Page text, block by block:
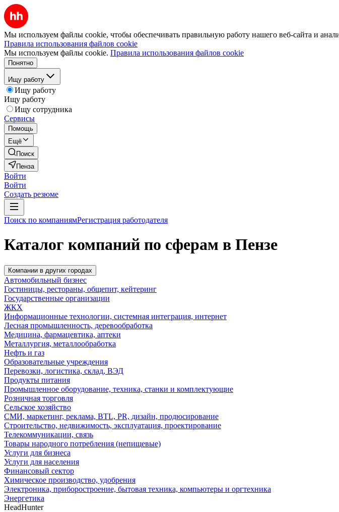
Мы используем файлы cookie, чтобы обеспечивать правильную работу нашего веб-сайта и
Правила использования файлов cookie
Мы используем файлы cookie. Правила использования файлов cookie
Понятно
Ищу работу
Ищу работу
Ищу работу
Ищу сотрудника
Сервисы
Помощь
Ещё
Поиск
Пенза
Войти
Войти
Создать резюме
Поиск по компаниямРегистрация работодателя
Каталог компаний по сферам в Пензе
Компании в других городах
Автомобильный бизнес
Гостиницы, рестораны, общепит, кейтеринг
Государственные организации
ЖКХ
Информационные технологии, системная интеграция, интернет
Лесная промышленность, деревообработка
Медицина, фармацевтика, аптеки
Металлургия, металлообработка
Нефть и газ
Образовательные учреждения
Перевозки, логистика, склад, ВЭД
Продукты питания
Промышленное оборудование, техника, станки и комплектующие
Розничная торговля
Сельское хозяйство
СМИ, маркетинг, реклама, BTL, PR, дизайн, продюсирование
Строительство, недвижимость, эксплуатация, проектирование
Телекоммуникации, связь
Товары народного потребления (непищевые)
Услуги для бизнеса
Услуги для населения
Финансовый сектор
Химическое производство, удобрения
Электроника, приборостроение, бытовая техника, компьютеры и оргтехника
Энергетика
HeadHunter